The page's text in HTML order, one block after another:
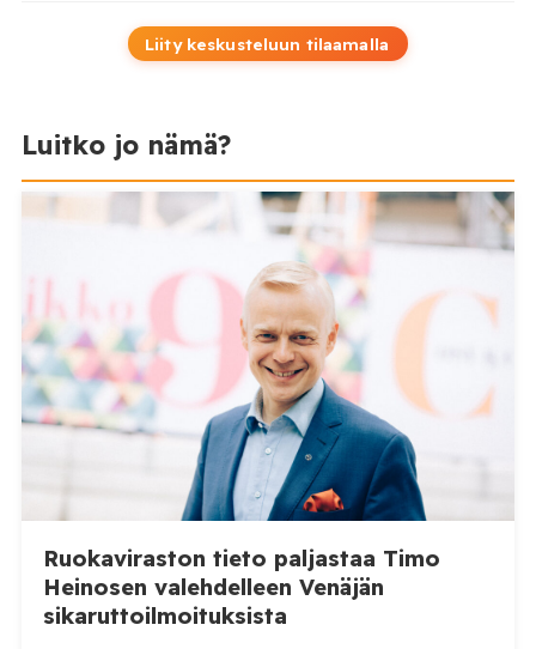
Liity keskusteluun tilaamalla
Luitko jo nämä?
Ruokaviraston tieto paljastaa Timo
Heinosen valehdelleen Venäjän
sikaruttoilmoituksista